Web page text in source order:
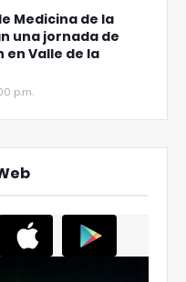
Medicina de la
una jornada de
Valle de la
p.m.